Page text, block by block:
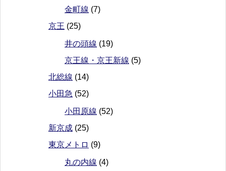
金町線 (7)
京王 (25)
井の頭線 (19)
京王線・京王新線 (5)
北総線 (14)
小田急 (52)
小田原線 (52)
新京成 (25)
東京メトロ (9)
丸の内線 (4)